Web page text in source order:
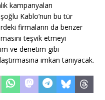
kampanyaları
Kablo’nun bu tür
firmaların da benzer
teşvik etmeyi
ve denetim gibi
imkan tanıyacak.